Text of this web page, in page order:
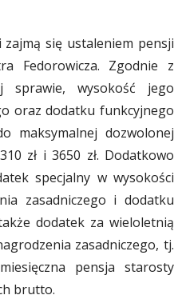
się ustaleniem pensji
Fedorowicza. Zgodnie z
sprawie, wysokość jego
oraz dodatku funkcyjnego
maksymalnej dozwolonej
zł i 3650 zł. Dodatkowo
specjalny w wysokości
zasadniczego i dodatku
dodatek za wieloletnią
zasadniczego, tj.
pensja starosty
brutto.